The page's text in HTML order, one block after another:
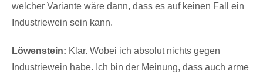
welcher Variante wäre dann, dass es auf keinen Fall ein
Industriewein sein kann.
Löwenstein: Klar. Wobei ich absolut nichts gegen
Industriewein habe. Ich bin der Meinung, dass auch arme